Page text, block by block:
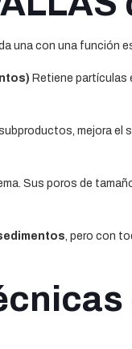
una con una función
Retiene partículas
mejora el
Sus poros de
, pero con